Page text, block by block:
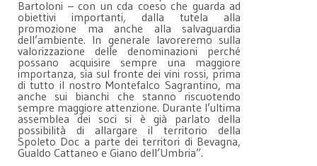
Bartoloni – con un cda coeso che guarda ad
obiettivi importanti, dalla tutela alla
promozione ma anche alla salvaguardia
dell’ambiente. In generale lavoreremo sulla
valorizzazione delle denominazioni perché
possano acquisire sempre una maggiore
importanza, sia sul fronte dei vini rossi, prima
di tutto il nostro Montefalco Sagrantino, ma
anche sui bianchi che stanno riscuotendo
sempre maggiore attenzione. Durante l’ultima
assemblea dei soci si è già parlato della
possibilità di allargare il territorio della
Spoleto Doc a parte dei territori di Bevagna,
Gualdo Cattaneo e Giano dell’Umbria”.